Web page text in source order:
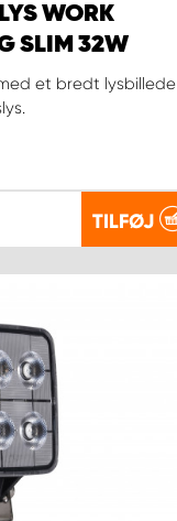
WORK
SLIM 32W
et bredt lysbillede
TILFØJ